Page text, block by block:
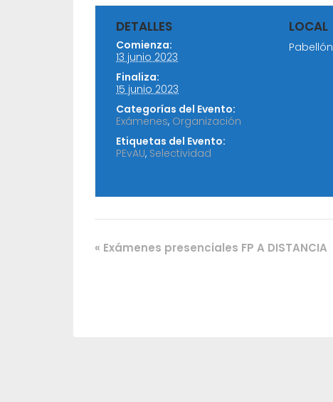
DETALLES
Comienza:
13 junio 2023
Finaliza:
15 junio 2023
Categorías del Evento:
Exámenes, Organización
Etiquetas del Evento:
PEvAU, Selectividad
LOCAL
Pabellón
« Exámenes presenciales FP A DISTANCIA